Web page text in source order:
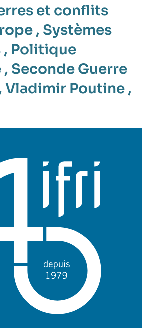
et conflits
, Systèmes
, Politique
, Seconde Guerre
Vladimir Poutine ,